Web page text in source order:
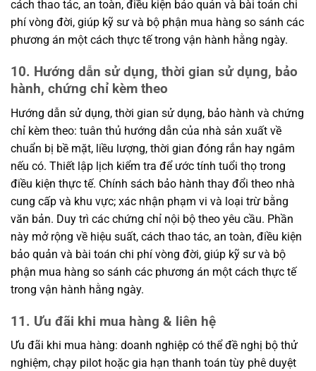
cách thao tác, an toàn, điều kiện bảo quản và bài toán chi
phí vòng đời, giúp kỹ sư và bộ phận mua hàng so sánh các
phương án một cách thực tế trong vận hành hằng ngày.
10. Hướng dẫn sử dụng, thời gian sử dụng, bảo
hành, chứng chỉ kèm theo
Hướng dẫn sử dụng, thời gian sử dụng, bảo hành và chứng
chỉ kèm theo: tuân thủ hướng dẫn của nhà sản xuất về
chuẩn bị bề mặt, liều lượng, thời gian đóng rắn hay ngâm
nếu có. Thiết lập lịch kiểm tra để ước tính tuổi thọ trong
điều kiện thực tế. Chính sách bảo hành thay đổi theo nhà
cung cấp và khu vực; xác nhận phạm vi và loại trừ bằng
văn bản. Duy trì các chứng chỉ nội bộ theo yêu cầu. Phần
này mở rộng về hiệu suất, cách thao tác, an toàn, điều kiện
bảo quản và bài toán chi phí vòng đời, giúp kỹ sư và bộ
phận mua hàng so sánh các phương án một cách thực tế
trong vận hành hằng ngày.
11. Ưu đãi khi mua hàng & liên hệ
Ưu đãi khi mua hàng: doanh nghiệp có thể đề nghị bộ thử
nghiệm, chạy pilot hoặc gia hạn thanh toán tùy phê duyệt